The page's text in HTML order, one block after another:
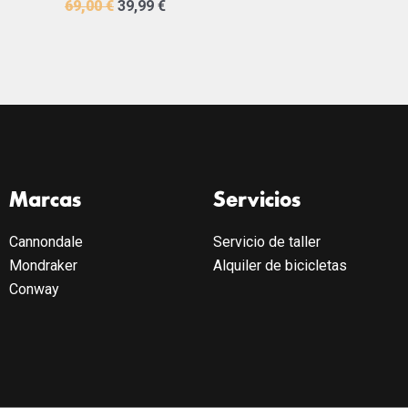
69,00€ 39,99 €
Marcas
Cannondale
Mondraker
Conway
Servicios
Servicio de taller
Alquiler de bicicletas